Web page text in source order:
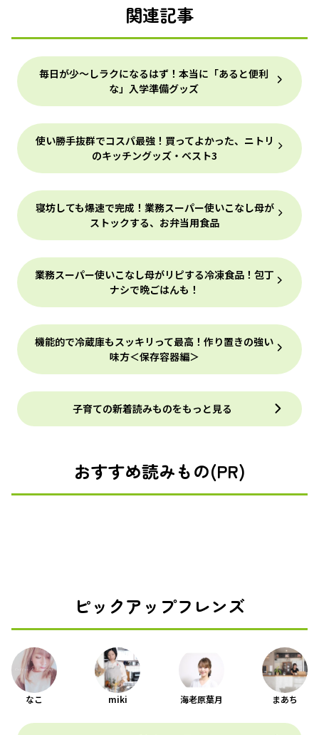
関連記事
毎日が少～しラクになるはず！本当に「あると便利
な」入学準備グッズ
使い勝手抜群でコスパ最強！買ってよかった、ニトリ
のキッチングッズ・ベスト3
寝坊しても爆速で完成！業務スーパー使いこなし母が
ストックする、お弁当用食品
業務スーパー使いこなし母がリピする冷凍食品！包丁
ナシで晩ごはんも！
機能的で冷蔵庫もスッキリって最高！作り置きの強い
味方＜保存容器編＞
子育ての新着読みものをもっと見る
おすすめ読みもの(PR)
ピックアップフレンズ
なこ miki 海老原葉月 まあち